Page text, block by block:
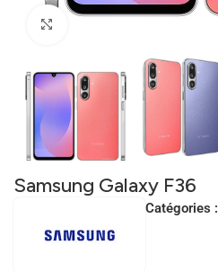
Samsung Galaxy F36
Catégories :